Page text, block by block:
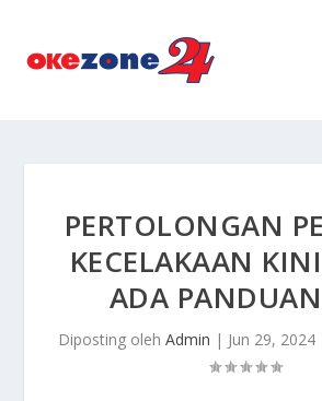
PERTOLONGAN
KECELAKAAN
ADA
Diposting oleh Admin | Jun 29, 2024